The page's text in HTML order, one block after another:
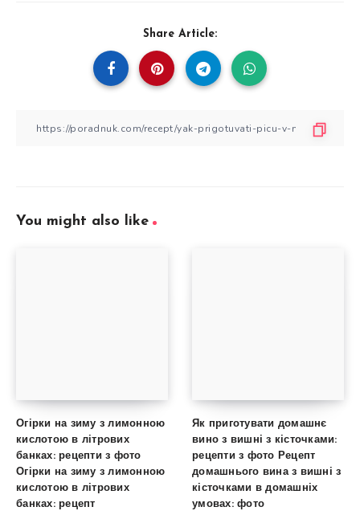
Share Article:
You might also like
Огірки на зиму з лимонною
кислотою в літрових
банках: рецепти з фото
Огірки на зиму з лимонною
кислотою в літрових
банках: рецепт
Як приготувати домашнє
вино з вишні з кісточками:
рецепти з фото Рецепт
домашнього вина з вишні з
кісточками в домашніх
умовах: фото